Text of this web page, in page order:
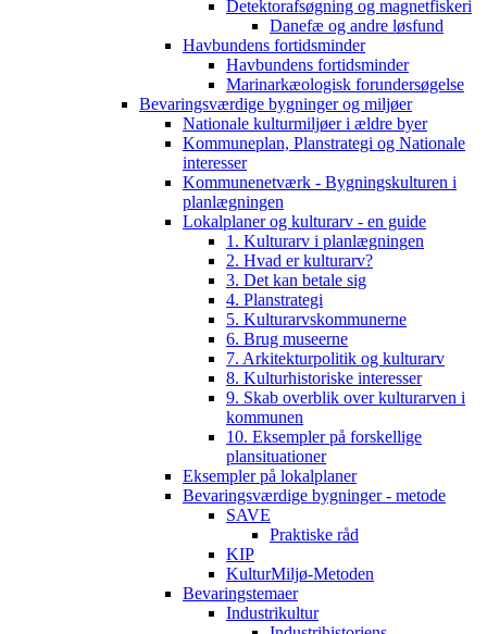
Detektorafsøgning og magnetfiskeri
Danefæ og andre løsfund
Havbundens fortidsminder
Havbundens fortidsminder
Marinarkæologisk forundersøgelse
Bevaringsværdige bygninger og miljøer
Nationale kulturmiljøer i ældre byer
Kommuneplan, Planstrategi og Nationale
interesser
Kommunenetværk - Bygningskulturen i
planlægningen
Lokalplaner og kulturarv - en guide
1. Kulturarv i planlægningen
2. Hvad er kulturarv?
3. Det kan betale sig
4. Planstrategi
5. Kulturarvskommunerne
6. Brug museerne
7. Arkitekturpolitik og kulturarv
8. Kulturhistoriske interesser
9. Skab overblik over kulturarven i
kommunen
10. Eksempler på forskellige
plansituationer
Eksempler på lokalplaner
Bevaringsværdige bygninger - metode
SAVE
Praktiske råd
KIP
KulturMiljø-Metoden
Bevaringstemaer
Industrikultur